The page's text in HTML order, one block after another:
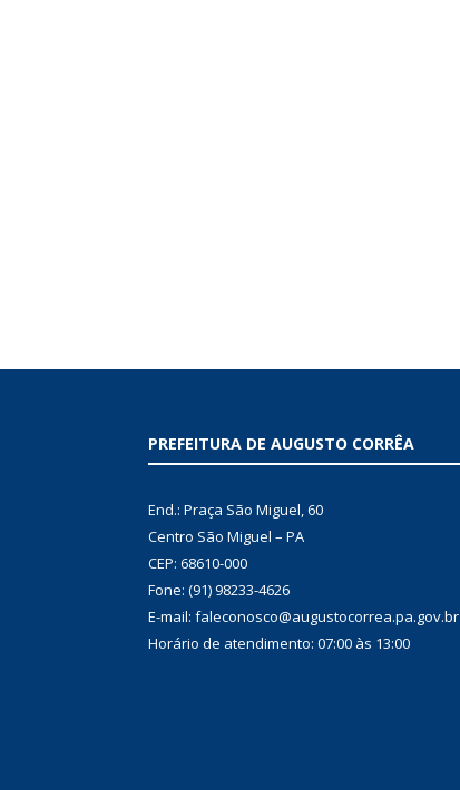
PREFEITURA DE AUGUSTO CORRÊA
End.: Praça São Miguel, 60
Centro São Miguel – PA
CEP: 68610-000
Fone: (91) 98233-4626
E-mail: faleconosco@augustocorrea.pa.gov.br
Horário de atendimento: 07:00 às 13:00